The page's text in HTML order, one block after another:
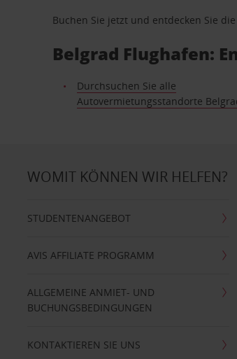
Buchen Sie jetzt und entdecken Sie die
Belgrad Flughafen:
Durchsuchen Sie alle
Autovermietungsstandorte
WOMIT KÖNNEN WIR HELFEN?
STUDENTENANGEBOT
AVIS AFFILIATE PROGRAMM
ALLGEMEINE ANMIET- UND
BUCHUNGSBEDINGUNGEN
KONTAKTIEREN SIE UNS